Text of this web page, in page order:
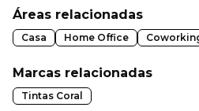
Áreas relacionadas
Casa Home Office
Marcas relacionadas
Tintas Coral